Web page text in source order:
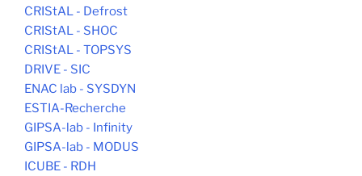
CRIStAL - Defrost
CRIStAL - SHOC
CRIStAL - TOPSYS
DRIVE - SIC
ENAC lab - SYSDYN
ESTIA-Recherche
GIPSA-lab - Infinity
GIPSA-lab - MODUS
ICUBE - RDH